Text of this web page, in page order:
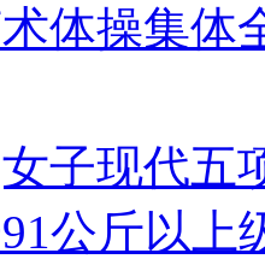
体操集体
子现代五
公斤以上